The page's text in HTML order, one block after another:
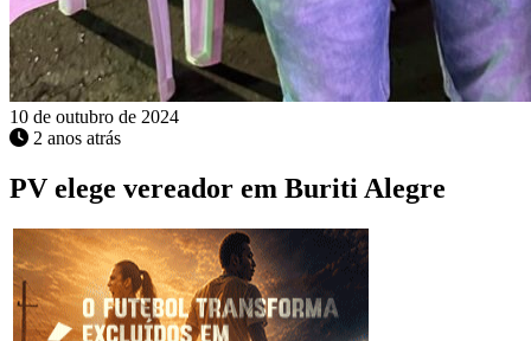
10 de outubro de 2024
2 anos atrás
PV elege vereador em Buriti Alegre